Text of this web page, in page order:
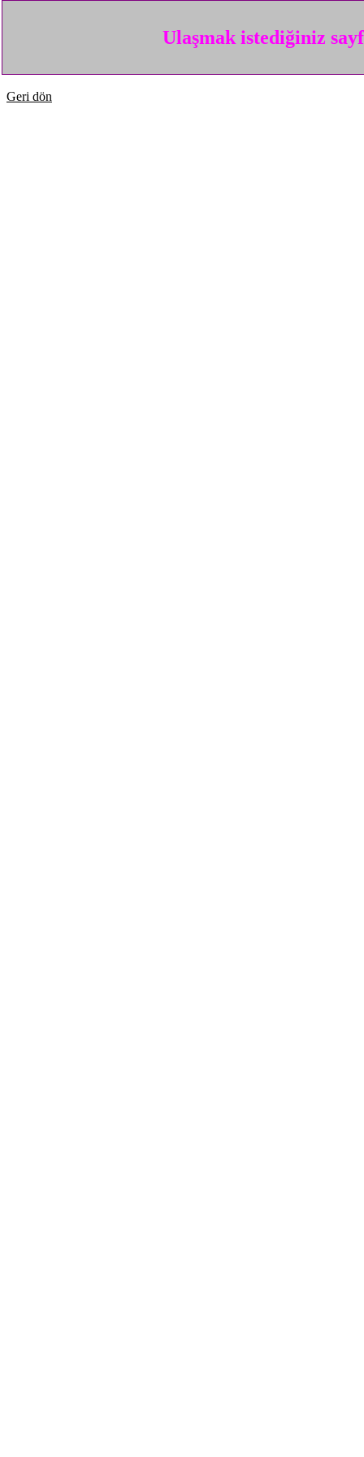
Ulaşmak istediğiniz
Geri dön